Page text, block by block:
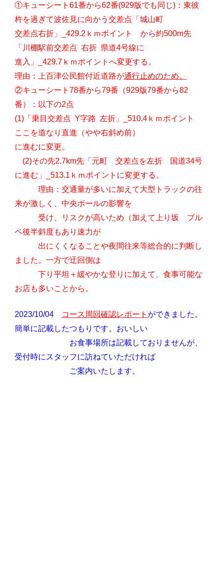
①キューシート61番から62番(929版でも同じ)：東彼
杵を過ぎて波佐見に向かう交差点「城山町
交差点右折」_429.2ｋｍポイント から約500m先
「川棚駅前交差点 右折 県道4号線に
進入」_429.7ｋｍポイントへ変更する。
理由：上百津公民館付近道路が通行止めのため。
②キューシート78番から79番（929版79番から82
番）：以下の2点
(1)「乗目交差点 Y字路 左折」
_510.4ｋｍポイント
ここを道なり直進（やや右斜め前）
に進むに変更。
(2)その先2.7km先「元町 交差点を左折 国道34号
に進む」
_513.1ｋｍポイント に変更する。
理由：交通量が多いに加えて大型トラックの往
来が激しく、中央ポールの影響を
受け、リスクが高いため（加えて上り坂 ブル
ベ後半斜度もあり速力が
出にくくなることや夜間往来等総合的に判断し
ました。一方で迂回側は
下り平坦＋緩やかな登りに加えて、食事可能な
お店も多いことから。
2023/10/04 コース周回確認レポート ができました。
簡単に記載したつもりです。おいしい
お食事場所は記載しておりませんが、
受付時にスタッフに訪ねていただければ
ご案内いたします。